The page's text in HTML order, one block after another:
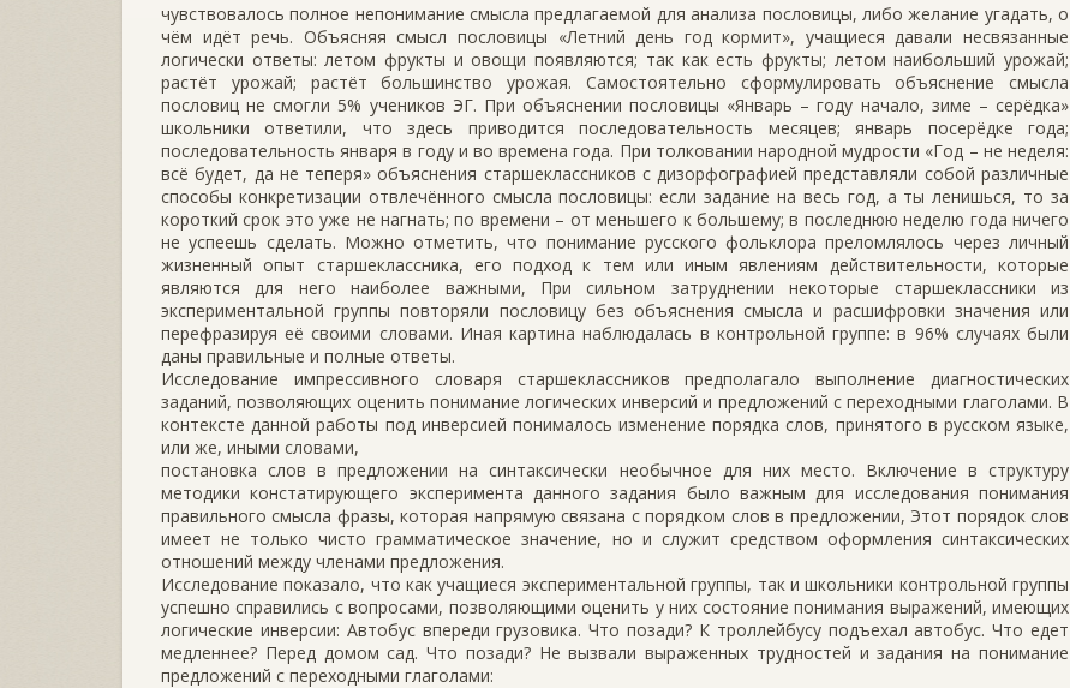
чувствовалось полное непонимание смысла предлагаемой для анализа пословицы, либо желание угадать, о
чём идёт речь. Объясняя смысл пословицы «Летний день год кормит», учащиеся давали несвязанные
логически ответы: летом фрукты и овощи появляются; так как есть фрукты; летом наибольший урожай;
растёт урожай; растёт большинство урожая. Самостоятельно сформулировать объяснение смысла
пословиц не смогли 5% учеников ЭГ. При объяснении пословицы «Январь – году начало, зиме – серёдка»
школьники ответили, что здесь приводится последовательность месяцев; январь посерёдке года;
последовательность января в году и во времена года. При толковании народной мудрости «Год – не неделя:
всё будет, да не теперя» объяснения старшеклассников с дизорфографией представляли собой различные
способы конкретизации отвлечённого смысла пословицы: если задание на весь год, а ты ленишься, то за
короткий срок это уже не нагнать; по времени – от меньшего к большему; в последнюю неделю года ничего
не успеешь сделать. Можно отметить, что понимание русского фольклора преломлялось через личный
жизненный опыт старшеклассника, его подход к тем или иным явлениям действительности, которые
являются для него наиболее важными, При сильном затруднении некоторые старшеклассники из
экспериментальной группы повторяли пословицу без объяснения смысла и расшифровки значения или
перефразируя её своими словами. Иная картина наблюдалась в контрольной группе: в 96% случаях были
даны правильные и полные ответы.
Исследование импрессивного словаря старшеклассников предполагало выполнение диагностических
заданий, позволяющих оценить понимание логических инверсий и предложений с переходными глаголами. В
контексте данной работы под инверсией понималось изменение порядка слов, принятого в русском языке,
или же, иными словами,
постановка слов в предложении на синтаксически необычное для них место. Включение в структуру
методики констатирующего эксперимента данного задания было важным для исследования понимания
правильного смысла фразы, которая напрямую связана с порядком слов в предложении, Этот порядок слов
имеет не только чисто грамматическое значение, но и служит средством оформления синтаксических
отношений между членами предложения.
Исследование показало, что как учащиеся экспериментальной группы, так и школьники контрольной группы
успешно справились с вопросами, позволяющими оценить у них состояние понимания выражений, имеющих
логические инверсии: Автобус впереди грузовика. Что позади? К троллейбусу подъехал автобус. Что едет
медленнее? Перед домом сад. Что позади? Не вызвали выраженных трудностей и задания на понимание
предложений с переходными глаголами: